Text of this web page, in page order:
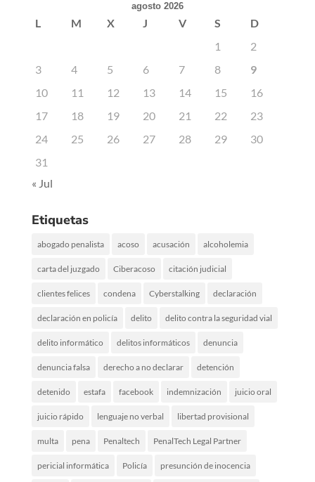
agosto 2026
L M X J V S
D
1
2
3
4 5 6 7 8
9
10
11 12 13 14 15
16
17
18 19 20 21 22
23
24
25 26 27 28 29
30
31
« Jul
Etiquetas
abogado penalista acoso acusación alcoholemia
carta del juzgado Ciberacoso citación judicial
clientes felices condena Cyberstalking declaración
declaración en policía delito delito contra la seguridad vial
delito informático delitos informáticos denuncia
denuncia falsa derecho a no declarar detención
detenido estafa facebook indemnización juicio oral
juicio rápido lenguaje no verbal libertad provisional
multa pena Penaltech PenalTech Legal Partner
pericial informática Policía presunción de inocencia